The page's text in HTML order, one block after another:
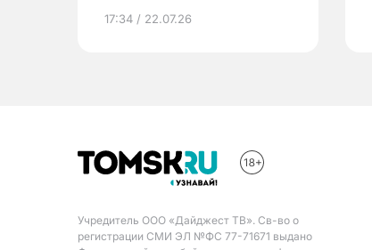
17:34 / 22.07.26
Учредитель ООО «Дайджест ТВ». Св-во о
регистрации СМИ ЭЛ №ФС 77-71671 выдано